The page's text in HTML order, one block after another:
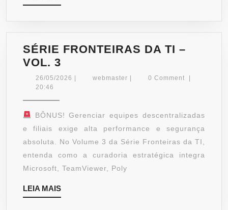
MAIS
SÉRIE FRONTEIRAS DA TI –
VOL. 3
FRONTEIRAS
–
VOL.
3
26/05/2026 26/05/2026
| webmaster webmaster
| 0 Comment
|
20:46
BÔNUS! Gerenciar equipes descentralizadas
e filiais exige alta performance e segurança
absoluta. No Volume 3 da Série Fronteiras da TI,
entenda como a curadoria estratégica integra
Microsoft, TeamViewer, Poly
LEIA MAISLEIA
MAIS